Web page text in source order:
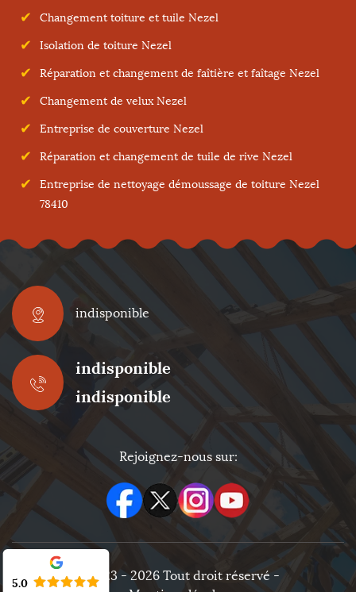
Changement toiture et tuile Nezel
Isolation de toiture Nezel
Réparation et changement de faîtière et faîtage Nezel
Changement de velux Nezel
Entreprise de couverture Nezel
Réparation et changement de tuile de rive Nezel
Entreprise de nettoyage démoussage de toiture Nezel
78410
indisponible
indisponible
indisponible
Rejoignez-nous sur:
©2023 - 2026 Tout droit réservé -
5.0